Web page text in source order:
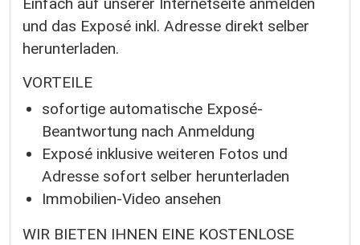
Einfach auf unserer Internetseite anmelden
und das Exposé inkl. Adresse direkt selber
herunterladen.
VORTEILE
sofortige automatische Exposé-
Beantwortung nach Anmeldung
Exposé inklusive weiteren Fotos und
Adresse sofort selber herunterladen
Immobilien-Video ansehen
WIR BIETEN IHNEN EINE KOSTENLOSE